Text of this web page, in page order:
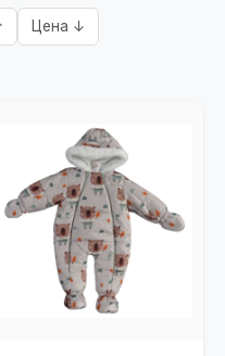
Цена ↓